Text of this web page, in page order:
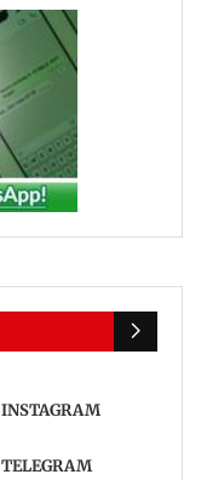
INSTAGRAM
TELEGRAM